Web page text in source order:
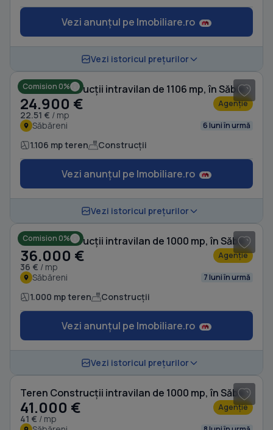
Vezi anunțul pe Imobiliare.ro
Vezi istoricul prețurilor
Comision 0% Teren Construcții intravilan de 1106 mp, în Săbăreni
24.900 €
22.51 € / mp
Agenție
Săbăreni 6 luni în urmă
1.106 mp teren Construcții
Vezi anunțul pe Imobiliare.ro
Vezi istoricul prețurilor
Comision 0% Teren Construcții intravilan de 1000 mp, în Săbăreni
36.000 €
36 € / mp
Agenție
Săbăreni 7 luni în urmă
1.000 mp teren Construcții
Vezi anunțul pe Imobiliare.ro
Vezi istoricul prețurilor
Teren Construcții intravilan de 1000 mp, în Săbăreni
41.000 €
41 € / mp
Agenție